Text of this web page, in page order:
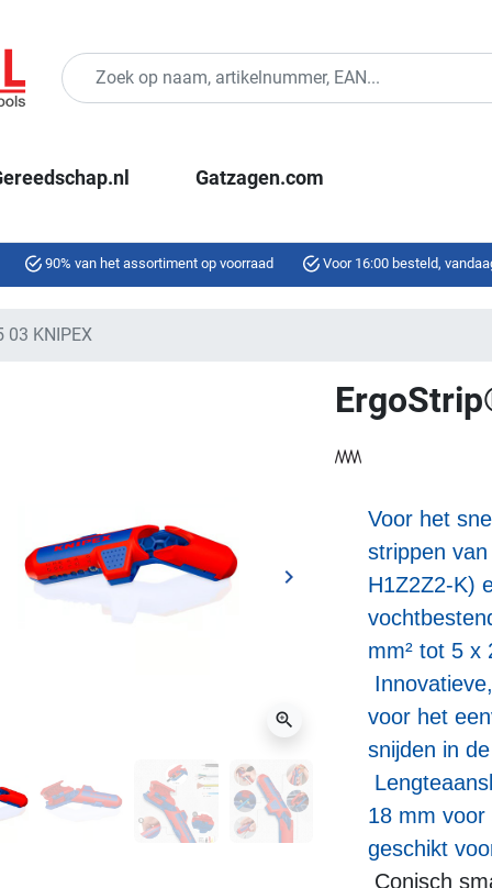
Gatzagen.com
90% van het assortiment op voorraad Voor 16:00 besteld,
KNIPEX
Volgende
keyboard_arrow_right
zoom_in
Voor het
strippen
H1Z2Z2-K)
mm² tot 5 x
voor het
snijden in
18 mm voor
geschikt
Conisch